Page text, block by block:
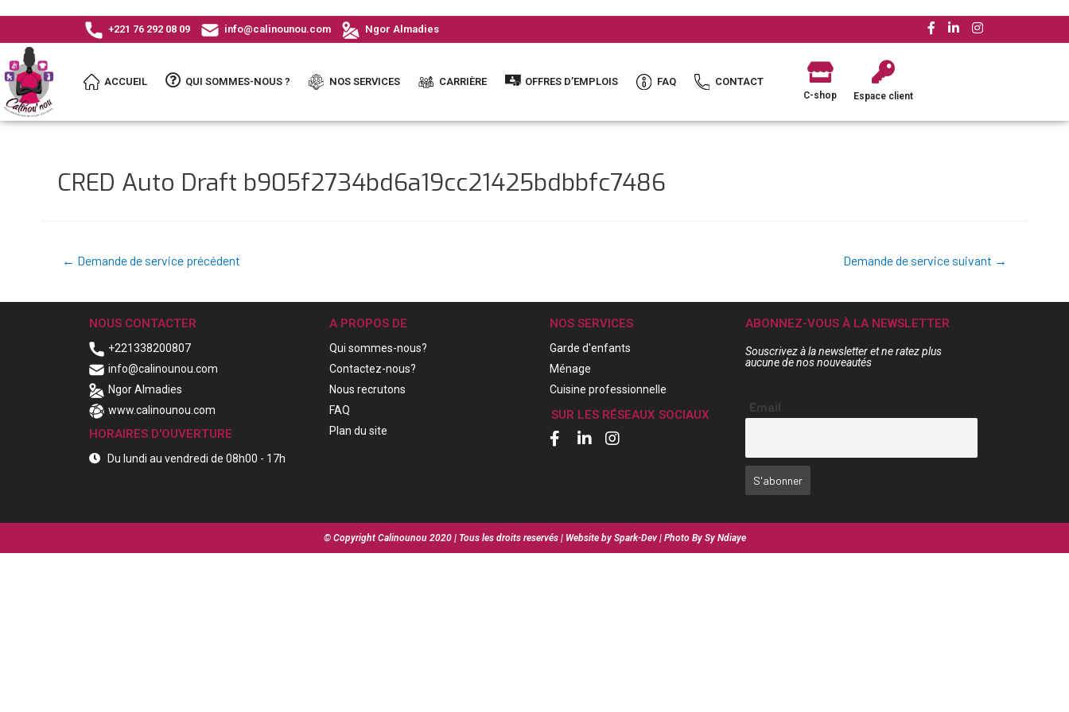
+221 76 292 08 09 info@calinounou.com Ngor Almadies
ACCUEIL QUI SOMMES-NOUS ? NOS SERVICES CARRIÈRE OFFRES D’EMPLOIS FAQ CONTACT
C-shop Espace client
CRED Auto Draft b905f2734bd6a19cc21425bdbbfc7486
← Demande de service précédent Demande de service suivant →
NOUS CONTACTER
+221338200807
info@calinounou.com
Ngor Almadies
www.calinounou.com
HORAIRES D'OUVERTURE
Du lundi au vendredi de 08h00 - 17h
A PROPOS DE
Qui sommes-nous?
Contactez-nous?
Nous recrutons
FAQ
Plan du site
NOS SERVICES
Garde d'enfants
Ménage
Cuisine professionnelle
SUR LES RÉSEAUX SOCIAUX
ABONNEZ-VOUS À LA NEWSLETTER
Souscrivez à la newsletter et ne ratez plus
aucune de nos nouveautés
Email
© Copyright Calinounou 2020 | Tous les droits reservés | Website by Spark-Dev | Photo By Sy Ndiaye